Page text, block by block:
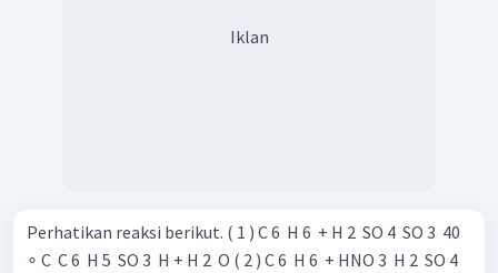
Iklan
Perhatikan reaksi berikut. ( 1 ) C 6 ​ H 6 ​ + H 2 ​ SO 4 ​ SO 3 ​ 40
∘ C ​ C 6 ​ H 5 ​ SO 3 ​ H + H 2 ​ O ( 2 ) C 6 ​ H 6 ​ + HNO 3 ​ H 2 ​ SO 4 ​ ​